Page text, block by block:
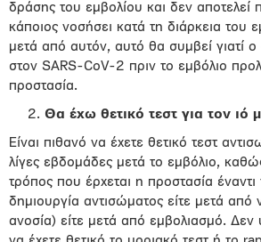
δράσης του εμβολίου και δεν αποτελεί
κάποιος νοσήσει κατά τη διάρκεια του
μετά από αυτόν, αυτό θα συμβεί γιατί
στον SARS-CoV-2 πριν το εμβόλιο
προστασία.
Θα έχω θετικό τεστ για τον ιό
Είναι πιθανό να έχετε θετικό τεστ
λίγες εβδομάδες μετά το εμβόλιο,
τρόπος που έρχεται η προστασία έναντι
δημιουργία αντισώματος είτε μετά
ανοσία) είτε μετά από εμβολιασμό. Δεν